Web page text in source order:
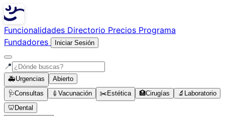
Funcionalidades Directorio Precios Programa
Fundadores
Iniciar Sesión
📍
🚑Urgencias
Abierto
🩺Consultas 💉 Vacunación ✂️ Estética 🏥Cirugías 🔬 Laboratorio
🦷 Dental